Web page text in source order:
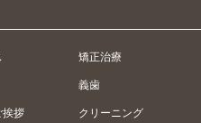
挨拶
矯正治療
義歯
クリーニング